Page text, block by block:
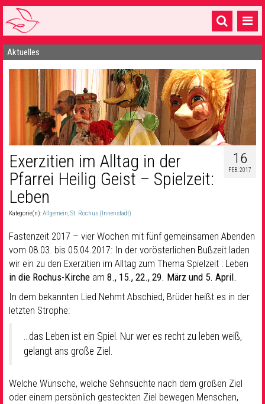
Startseite
1 Pfarrei
16 Gemeinden & mehr
Gottesdienste & Sinnsuche
Gemeinschaft & Soziales
Musik & Kultur
Aktuelles
16
FEB. 2017
Exerzitien im Alltag in der
Pfarrei Heilig Geist – Spielzeit:
Leben
Kategorie(n):Allgemein,St. Rochus (Innenstadt)
Fastenzeit 2017 – vier Wochen mit fünf gemeinsamen Abenden
vom 08.03. bis 05.04.2017: In der vorösterlichen Bußzeit laden
wir ein zu den Exerzitien im Alltag zum Thema Spielzeit : Leben
in die Rochus-Kirche am 8., 15., 22., 29. März und 5. April.
In dem bekannten Lied Nehmt Abschied, Brüder heißt es in der
letzten Strophe:
…das Leben ist ein Spiel. Nur wer es recht zu leben weiß,
gelangt ans große Ziel.
Welche Wünsche, welche Sehnsüchte nach dem großen Ziel
oder einem persönlich gesteckten Ziel bewegen Menschen,